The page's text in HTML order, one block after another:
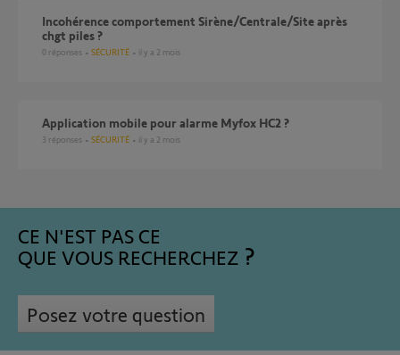
Incohérence comportement Sirène/Centrale/Site après
chgt piles ?
0 réponses SÉCURITÉ il y a 2 mois
Application mobile pour alarme Myfox HC2 ?
3 réponses SÉCURITÉ il y a 2 mois
CE N'EST PAS CE
QUE VOUS RECHERCHEZ
Posez votre question